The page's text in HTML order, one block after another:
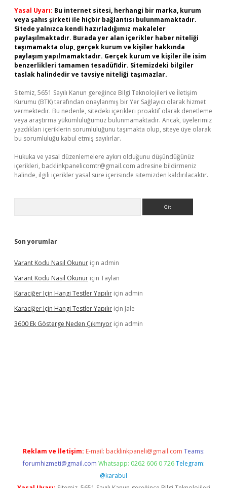
Yasal Uyarı: Bu internet sitesi, herhangi bir marka, kurum
veya şahıs şirketi ile hiçbir bağlantısı bulunmamaktadır.
Sitede yalnızca kendi hazırladığımız makaleler
paylaşılmaktadır. Burada yer alan içerikler haber niteliği
taşımamakta olup, gerçek kurum ve kişiler hakkında
paylaşım yapılmamaktadır. Gerçek kurum ve kişiler ile isim
benzerlikleri tamamen tesadüfidir. Sitemizdeki bilgiler
taslak halindedir ve tavsiye niteliği taşımazlar.
Sitemiz, 5651 Sayılı Kanun gereğince Bilgi Teknolojileri ve İletişim
Kurumu (BTK) tarafından onaylanmış bir Yer Sağlayıcı olarak hizmet
vermektedir. Bu nedenle, sitedeki içerikleri proaktif olarak denetleme
veya araştırma yükümlülüğümüz bulunmamaktadır. Ancak, üyelerimiz
yazdıkları içeriklerin sorumluluğunu taşımakta olup, siteye üye olarak
bu sorumluluğu kabul etmiş sayılırlar.
Hukuka ve yasal düzenlemelere aykırı olduğunu düşündüğünüz
içerikleri, backlinkpanelicomtr@gmail.com adresine bildirmeniz
halinde, ilgili içerikler yasal süre içerisinde sitemizden kaldırılacaktır.
Son yorumlar
Varant Kodu Nasıl Okunur için admin
Varant Kodu Nasıl Okunur için Taylan
Karaciğer Için Hangi Testler Yapılır için admin
Karaciğer Için Hangi Testler Yapılır için Jale
3600 Ek Gösterge Neden Çıkmıyor için admin
Reklam ve İletişim: E-mail: backlinkpaneli@gmail.com Teams:
forumhizmeti@gmail.com Whatsapp: 0262 606 0 726 Telegram:
@karabul